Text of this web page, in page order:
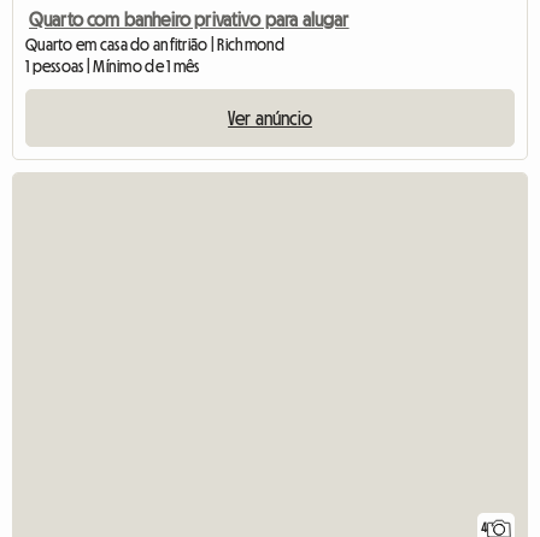
Quarto com banheiro privativo para alugar
Quarto em casa do anfitrião | Richmond
1 pessoas | Mínimo de 1 mês
Ver anúncio
4